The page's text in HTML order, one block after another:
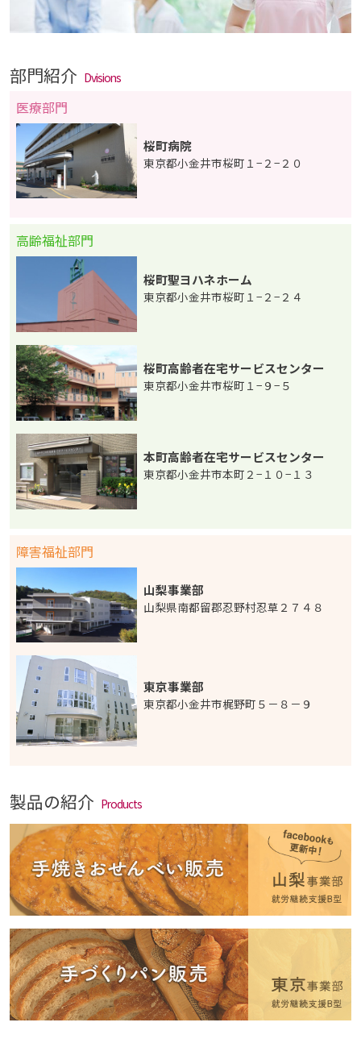
部門紹介 Dvisions
医療部門
桜町病院
東京都小金井市桜町１−２−２０
高齢福祉部門
桜町聖ヨハネホーム
東京都小金井市桜町１−２−２４
桜町高齢者在宅サービスセンター
東京都小金井市桜町１−９−５
本町高齢者在宅サービスセンター
東京都小金井市本町２−１０−１３
障害福祉部門
山梨事業部
山梨県南都留郡忍野村忍草２７４８
東京事業部
東京都小金井市梶野町５－８－９
製品の紹介 Products